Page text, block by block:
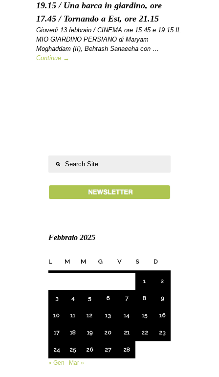
19.15 / Una barca in giardino, ore
17.45 / Tornando a Est, ore 21.15
Giovedì 13 febbraio / CINEMA ore 15.45 e 19.15 IL
MIO GIARDINO PERSIANO di Maryam
Moghaddam (II), Behtash Sanaeeha con …
Continue →
Febbraio 2025
L M M G V S D
1 2
3 4 5 6 7 8 9
10 11 12 13 14 15 16
17 18 19 20 21 22 23
24 25 26 27
28
« Gen
Mar »